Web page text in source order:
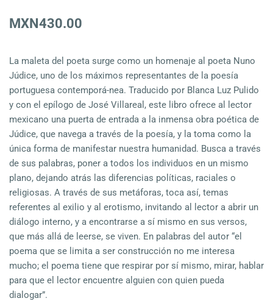
MXN430.00
La maleta del poeta surge como un homenaje al poeta Nuno
Júdice, uno de los máximos representantes de la poesía
portuguesa contemporá-nea. Traducido por Blanca Luz Pulido
y con el epílogo de José Villareal, este libro ofrece al lector
mexicano una puerta de entrada a la inmensa obra poética de
Júdice, que navega a través de la poesía, y la toma como la
única forma de manifestar nuestra humanidad. Busca a través
de sus palabras, poner a todos los individuos en un mismo
plano, dejando atrás las diferencias políticas, raciales o
religiosas. A través de sus metáforas, toca así, temas
referentes al exilio y al erotismo, invitando al lector a abrir un
diálogo interno, y a encontrarse a sí mismo en sus versos,
que más allá de leerse, se viven. En palabras del autor “el
poema que se limita a ser construcción no me interesa
mucho; el poema tiene que respirar por sí mismo, mirar, hablar
para que el lector encuentre alguien con quien pueda
dialogar”.